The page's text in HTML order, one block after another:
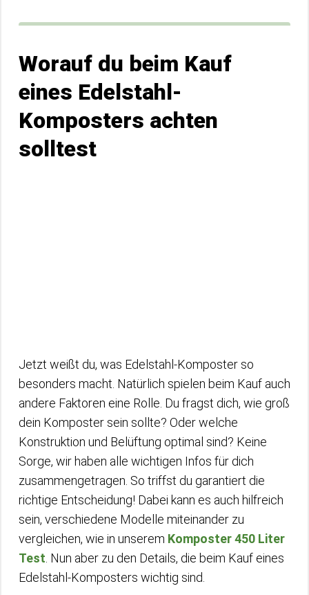
Worauf du beim Kauf
eines Edelstahl-
Komposters achten
solltest
Jetzt weißt du, was Edelstahl-Komposter so
besonders macht. Natürlich spielen beim Kauf auch
andere Faktoren eine Rolle. Du fragst dich, wie groß
dein Komposter sein sollte? Oder welche
Konstruktion und Belüftung optimal sind? Keine
Sorge, wir haben alle wichtigen Infos für dich
zusammengetragen. So triffst du garantiert die
richtige Entscheidung! Dabei kann es auch hilfreich
sein, verschiedene Modelle miteinander zu
vergleichen, wie in unserem Komposter 450 Liter
Test . Nun aber zu den Details, die beim Kauf eines
Edelstahl-Komposters wichtig sind.